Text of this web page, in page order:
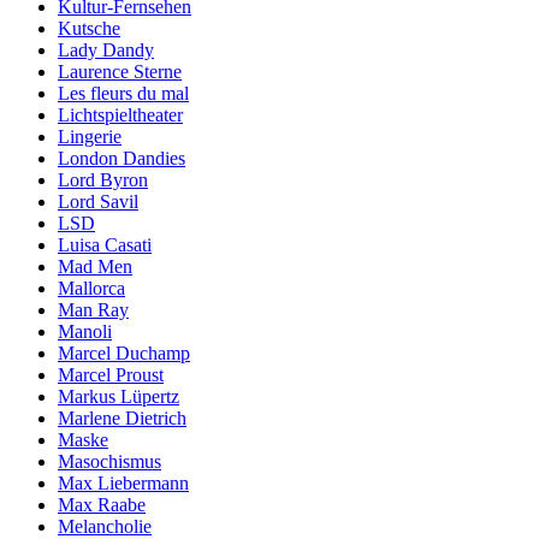
Kultur-Fernsehen
Kutsche
Lady Dandy
Laurence Sterne
Les fleurs du mal
Lichtspieltheater
Lingerie
London Dandies
Lord Byron
Lord Savil
LSD
Luisa Casati
Mad Men
Mallorca
Man Ray
Manoli
Marcel Duchamp
Marcel Proust
Markus Lüpertz
Marlene Dietrich
Maske
Masochismus
Max Liebermann
Max Raabe
Melancholie